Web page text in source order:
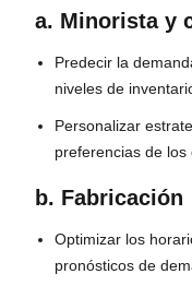
a. Minorista y
Predecir la
niveles de
Personalizar
preferencias de los
b. Fabricación
Optimizar los
pronósticos de